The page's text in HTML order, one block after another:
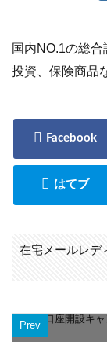
国内NO.1の総
投資、保険商品
在宅メールレデ
Prev